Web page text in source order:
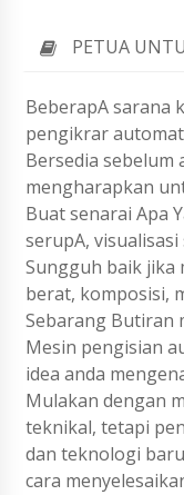
PETUA
BeberapA sarana
pengikrar
Bersedia
mengharapkan
Buat senarai Apa
serupA,
Sungguh baik jika
berat, komposisi,
Sebarang Butiran
Mesin pengisian
idea anda
Mulakan dengan
teknikal, tetapi
dan teknologi
cara